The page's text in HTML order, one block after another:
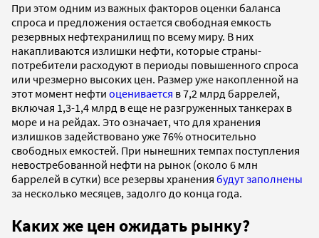
При этом одним из важных факторов оценки баланса
спроса и предложения остается свободная емкость
резервных нефтехранилищ по всему миру. В них
накапливаются излишки нефти, которые страны-
потребители расходуют в периоды повышенного спроса
или чрезмерно высоких цен. Размер уже накопленной на
этот момент нефти оценивается в 7,2 млрд баррелей,
включая 1,3-1,4 млрд в еще не разгруженных танкерах в
море и на рейдах. Это означает, что для хранения
излишков задействовано уже 76% относительно
свободных емкостей. При нынешних темпах поступления
невостребованной нефти на рынок (около 6 млн
баррелей в сутки) все резервы хранения будут заполнены
за несколько месяцев, задолго до конца года.
Каких же цен ожидать рынку?